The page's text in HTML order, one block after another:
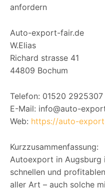
anfordern
Auto-export-fair.de
W.Elias
Richard strasse 41
44809 Bochum
Telefon: 01520 2925307
E-Mail: info@auto-
Web: https://auto-
Kurzzusammenfassung:
Autoexport in Augsburg
schnellen und
aller Art – auch solche